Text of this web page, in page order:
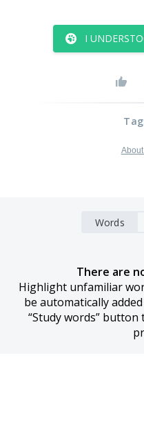
I
Words
There are
Highlight unfamiliar
be automatically
“Study words”